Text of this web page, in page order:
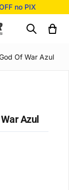
no PIX
Of War Azul
Azul